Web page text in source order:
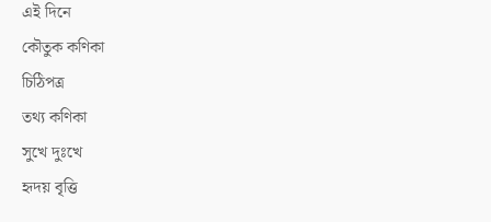
এই দিনে
কৌতুক কণিকা
চিঠিপত্র
তথ্য কণিকা
সুখে দুঃখে
হৃদয় বৃত্তি